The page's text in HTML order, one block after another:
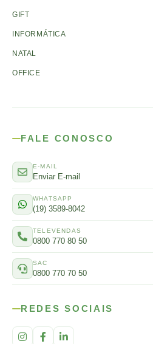
GIFT
INFORMÁTICA
NATAL
OFFICE
FALE CONOSCO
E-MAIL
Enviar E-mail
WHATSAPP
(19) 3589-8042
TELEVENDAS
0800 770 80 50
SAC
0800 770 70 50
REDES SOCIAIS